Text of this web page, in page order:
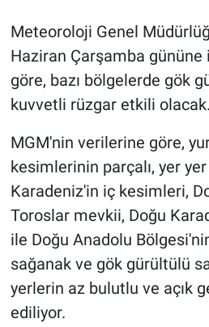
Meteoroloji Genel
Haziran Çarşamba
göre, bazı bölgelerde gök
kuvvetli rüzgar etkili olacak.
MGM'nin verilerine göre,
kesimlerinin parçalı, yer
Karadeniz'in iç kesimleri,
Toroslar mevkii, Doğu
ile Doğu Anadolu
sağanak ve gök gürültülü
yerlerin az bulutlu ve açık
ediliyor.
Günün görüntüsü
Haber
Kimdir
Koronavirüs
Kültür Sanat
Ne demişti